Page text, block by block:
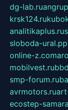
dg-lab.ru
krsk124.ru
analitikaplus.ru
sloboda-
online-z.com
mobilvest.ru
smp-forum.ru
avrmotors.ru
ecostep-